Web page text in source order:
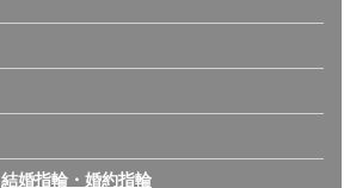
結婚指輪・婚約指輪